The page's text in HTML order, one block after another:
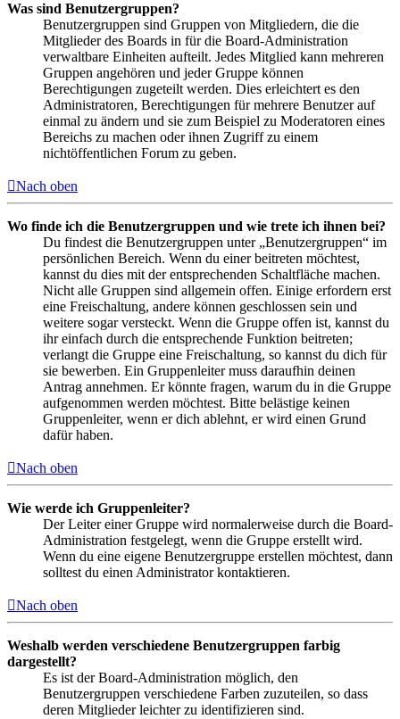
Was sind Benutzergruppen?
Benutzergruppen sind Gruppen von Mitgliedern, die die
Mitglieder des Boards in für die Board-Administration
verwaltbare Einheiten aufteilt. Jedes Mitglied kann mehreren
Gruppen angehören und jeder Gruppe können
Berechtigungen zugeteilt werden. Dies erleichtert es den
Administratoren, Berechtigungen für mehrere Benutzer auf
einmal zu ändern und sie zum Beispiel zu Moderatoren eines
Bereichs zu machen oder ihnen Zugriff zu einem
nichtöffentlichen Forum zu geben.
Nach oben
Wo finde ich die Benutzergruppen und wie trete ich ihnen bei?
Du findest die Benutzergruppen unter „Benutzergruppen“ im
persönlichen Bereich. Wenn du einer beitreten möchtest,
kannst du dies mit der entsprechenden Schaltfläche machen.
Nicht alle Gruppen sind allgemein offen. Einige erfordern erst
eine Freischaltung, andere können geschlossen sein und
weitere sogar versteckt. Wenn die Gruppe offen ist, kannst du
ihr einfach durch die entsprechende Funktion beitreten;
verlangt die Gruppe eine Freischaltung, so kannst du dich für
sie bewerben. Ein Gruppenleiter muss daraufhin deinen
Antrag annehmen. Er könnte fragen, warum du in die Gruppe
aufgenommen werden möchtest. Bitte belästige keinen
Gruppenleiter, wenn er dich ablehnt, er wird einen Grund
dafür haben.
Nach oben
Wie werde ich Gruppenleiter?
Der Leiter einer Gruppe wird normalerweise durch die Board-
Administration festgelegt, wenn die Gruppe erstellt wird.
Wenn du eine eigene Benutzergruppe erstellen möchtest, dann
solltest du einen Administrator kontaktieren.
Nach oben
Weshalb werden verschiedene Benutzergruppen farbig
dargestellt?
Es ist der Board-Administration möglich, den
Benutzergruppen verschiedene Farben zuzuteilen, so dass
deren Mitglieder leichter zu identifizieren sind.